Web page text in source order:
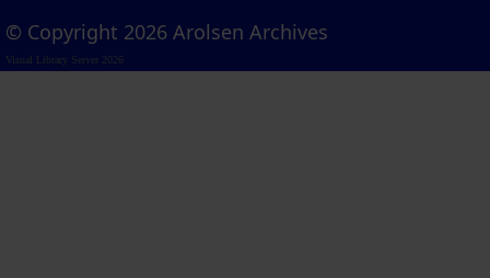
© Copyright 2026 Arolsen Archives
Visual Library Server 2026